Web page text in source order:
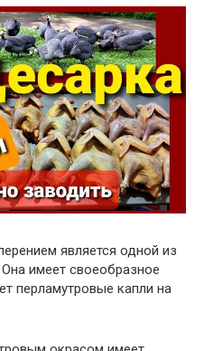
является одной из
имеет своеобразное
перламутровые капли на